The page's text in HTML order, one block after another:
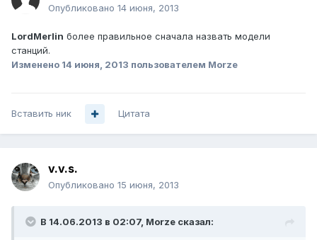
Опубликовано 14 июня, 2013
LordMerlin более правильное сначала назвать модели
станций.
Изменено 14 июня, 2013 пользователем Morze
Вставить ник Цитата
v.v.s.
Опубликовано 15 июня, 2013
В 14.06.2013 в 02:07, Morze сказал: